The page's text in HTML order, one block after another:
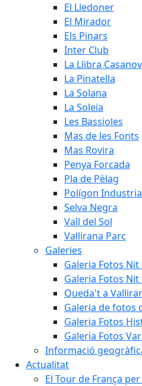
El Lledoner
El Mirador
Els Pinars
Inter Club
La Llibra
La Pinatella
La Solana
La Soleia
Les Bassioles
Mas de les Fonts
Mas Rovira
Penya Forcada
Pla de Pèlag
Polígon
Selva Negra
Vall del Sol
Vallirana Parc
Galeries
Galeria Fotos
Galeria Fotos
Queda't a
Galeria de fotos
Galeria Fotos
Galeria Fotos
Informació
Actualitat
El Tour de França